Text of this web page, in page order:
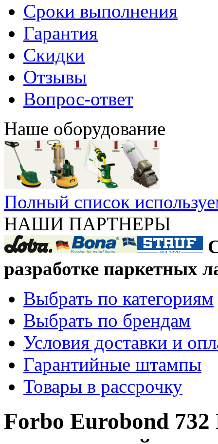
Сроки выполнения
Гарантия
Скидки
Отзывы
Вопрос-ответ
Наше оборудование
Полный список
НАШИ ПАРТНЕРЫ
разработке паркетных
Выбрать по категориям
Выбрать по брендам
Условия доставки и
Гарантийные штампы
Товары в рассрочку
Forbo Eurobond 732